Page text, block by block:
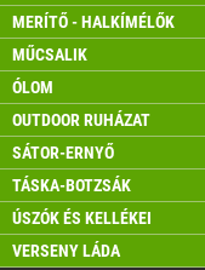
MERÍTŐ - HALKÍMÉLŐK
MŰCSALIK
ÓLOM
OUTDOOR RUHÁZAT
SÁTOR-ERNYŐ
TÁSKA-BOTZSÁK
ÚSZÓK ÉS KELLÉKEI
VERSENY LÁDA